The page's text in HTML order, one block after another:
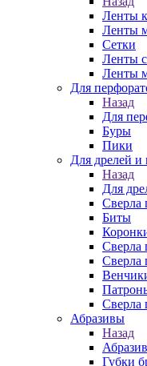
Ленты
Ленты
Сетки
Ленты
Ленты
Для
Назад
Для
Буры
Пики
Для дрелей и
Назад
Для
Сверла
Биты
Сверла
Сверла
Сверла
Абразивы
Назад
Губки